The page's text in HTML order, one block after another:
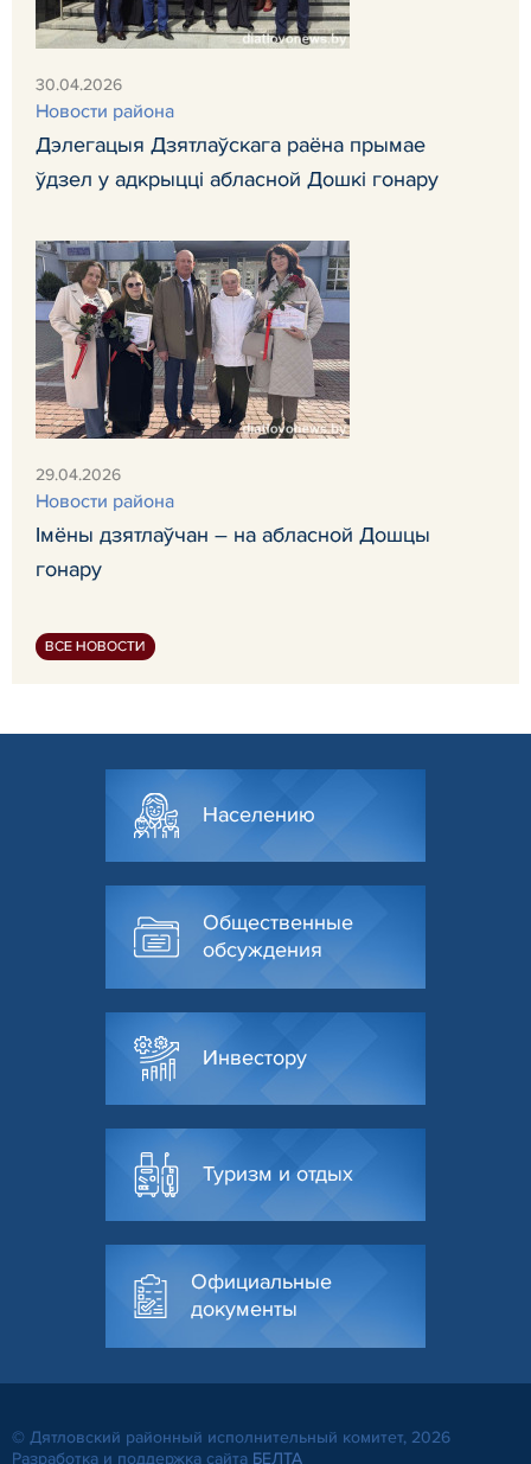
30.04.2026
Новости района
Дэлегацыя Дзятлаўскага раёна прымае
ўдзел у адкрыцці абласной Дошкі гонару
29.04.2026
Новости района
Імёны дзятлаўчан – на абласной Дошцы
гонару
ВСЕ НОВОСТИ
Населению
Общественные
обсуждения
Инвестору
Туризм и отдых
Официальные
документы
© Дятловский районный исполнительный комитет, 2026
Разработка и поддержка сайта БЕЛТА